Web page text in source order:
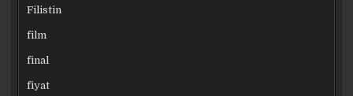
Filistin
film
final
fiyat